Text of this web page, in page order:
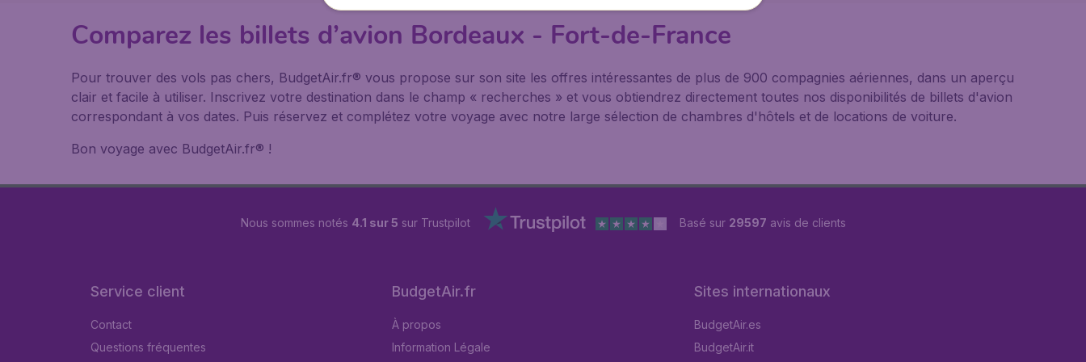
Comparez les billets d’avion Bordeaux - Fort-de-France
Pour trouver des vols pas chers, BudgetAir.fr® vous propose sur son site les offres intéressantes de plus de 900 compagnies aériennes, dans un aperçu
clair et facile à utiliser. Inscrivez votre destination dans le champ « recherches » et vous obtiendrez directement toutes nos disponibilités de billets d'avion
correspondant à vos dates. Puis réservez et complétez votre voyage avec notre large sélection de chambres d'hôtels et de locations de voiture.
Bon voyage avec BudgetAir.fr® !
Nous sommes notés 4.1 sur 5 sur Trustpilot Basé sur 29597 avis de clients
Service client
Contact
Questions fréquentes
BudgetAir.fr
À propos
Information Légale
Sites internationaux
BudgetAir.es
BudgetAir.it